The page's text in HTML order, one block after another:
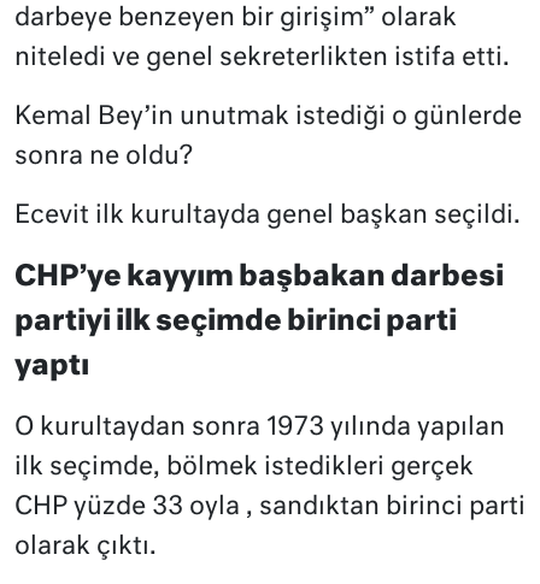
darbeye benzeyen bir girişim” olarak
niteledi ve genel sekreterlikten istifa etti.
Kemal Bey’in unutmak istediği o günlerde
sonra ne oldu?
Ecevit ilk kurultayda genel başkan seçildi.
CHP’ye kayyım başbakan darbesi
partiyi ilk seçimde birinci parti
yaptı
O kurultaydan sonra 1973 yılında yapılan
ilk seçimde, bölmek istedikleri gerçek
CHP yüzde 33 oyla , sandıktan birinci parti
olarak çıktı.